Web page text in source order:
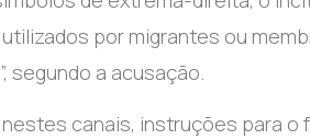
por migrantes ou
segundo a acusação.
nestes canais, instruções para